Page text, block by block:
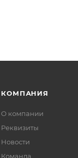
КОМПАНИЯ
О компании
Реквизиты
Новости
Команда